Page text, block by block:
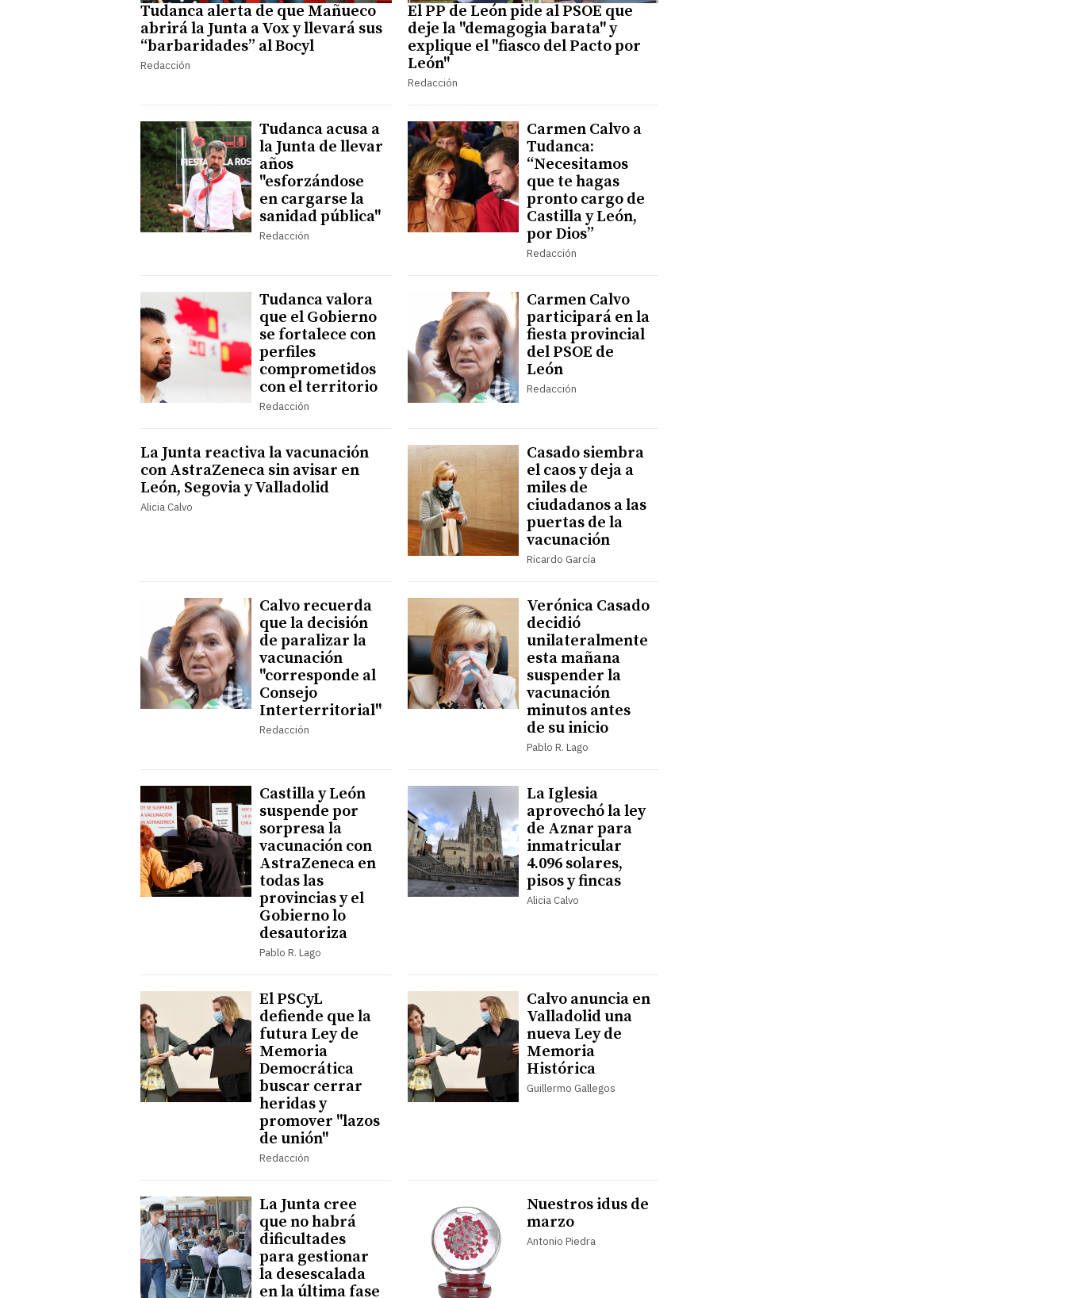
Tudanca alerta de que Mañueco
abrirá la Junta a Vox y llevará sus
“barbaridades” al Bocyl
Redacción
El PP de León pide al PSOE que
deje la "demagogia barata" y
explique el "fiasco del Pacto por
León"
Redacción
Tudanca acusa a
la Junta de llevar
años
"esforzándose
en cargarse la
sanidad pública"
Redacción
Carmen Calvo a
Tudanca:
“Necesitamos
que te hagas
pronto cargo de
Castilla y León,
por Dios”
Redacción
Tudanca valora
que el Gobierno
se fortalece con
perfiles
comprometidos
con el territorio
Redacción
Carmen Calvo
participará en la
fiesta provincial
del PSOE de
León
Redacción
La Junta reactiva la vacunación
con AstraZeneca sin avisar en
León, Segovia y Valladolid
Alicia Calvo
Casado siembra
el caos y deja a
miles de
ciudadanos a las
puertas de la
vacunación
Ricardo García
Calvo recuerda
que la decisión
de paralizar la
vacunación
"corresponde al
Consejo
Interterritorial"
Redacción
Verónica Casado
decidió
unilateralmente
esta mañana
suspender la
vacunación
minutos antes
de su inicio
Pablo R. Lago
Castilla y León
suspende por
sorpresa la
vacunación con
AstraZeneca en
todas las
provincias y el
Gobierno lo
desautoriza
Pablo R. Lago
La Iglesia
aprovechó la ley
de Aznar para
inmatricular
4.096 solares,
pisos y fincas
Alicia Calvo
El PSCyL
defiende que la
futura Ley de
Memoria
Democrática
buscar cerrar
heridas y
promover "lazos
de unión"
Redacción
Calvo anuncia en
Valladolid una
nueva Ley de
Memoria
Histórica
Guillermo Gallegos
La Junta cree
que no habrá
dificultades
para gestionar
la desescalada
en la última fase
Nuestros idus de
marzo
Antonio Piedra